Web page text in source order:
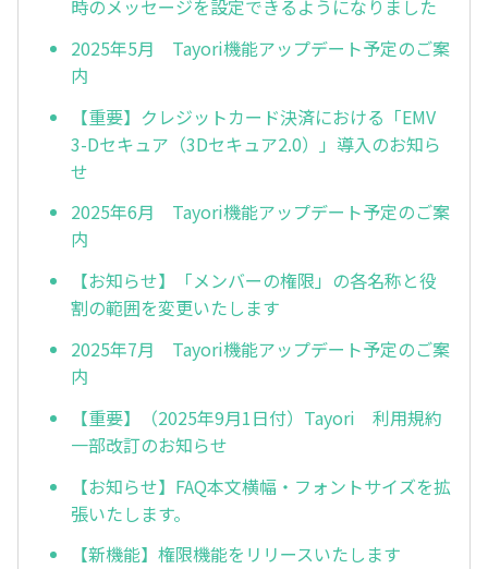
時のメッセージを設定できるようになりました
2025年5月 Tayori機能アップデート予定のご案
内
【重要】クレジットカード決済における「EMV
3-Dセキュア（3Dセキュア2.0）」導入のお知ら
せ
2025年6月 Tayori機能アップデート予定のご案
内
【お知らせ】「メンバーの権限」の各名称と役
割の範囲を変更いたします
2025年7月 Tayori機能アップデート予定のご案
内
【重要】（2025年9月1日付）Tayori 利用規約
一部改訂のお知らせ
【お知らせ】FAQ本文横幅・フォントサイズを拡
張いたします。
【新機能】権限機能をリリースいたします